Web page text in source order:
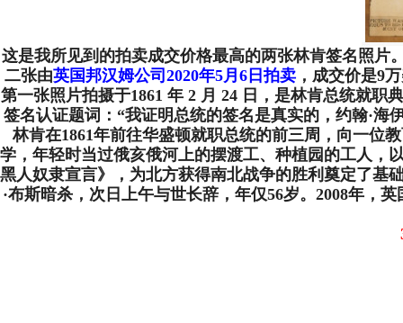
这是我所见到的拍卖成交价格最高的两张林肯签名照片
二张由英国邦汉姆公司2020年5月6日拍卖，成交价是9
第一张照片拍摄于1861 年 2 月 24 日，是林肯总统就
签名认证题词：“我证明总统的签名是真实的，约翰·
林肯在1861年前往华盛顿就职总统的前三周，向一位
学，年轻时当过俄亥俄河上的摆渡工、种植园的工人，
黑人奴隶宣言》，为北方获得南北战争的胜利奠定了基
·布斯暗杀，次日上午与世长辞，年仅56岁。 2008年，